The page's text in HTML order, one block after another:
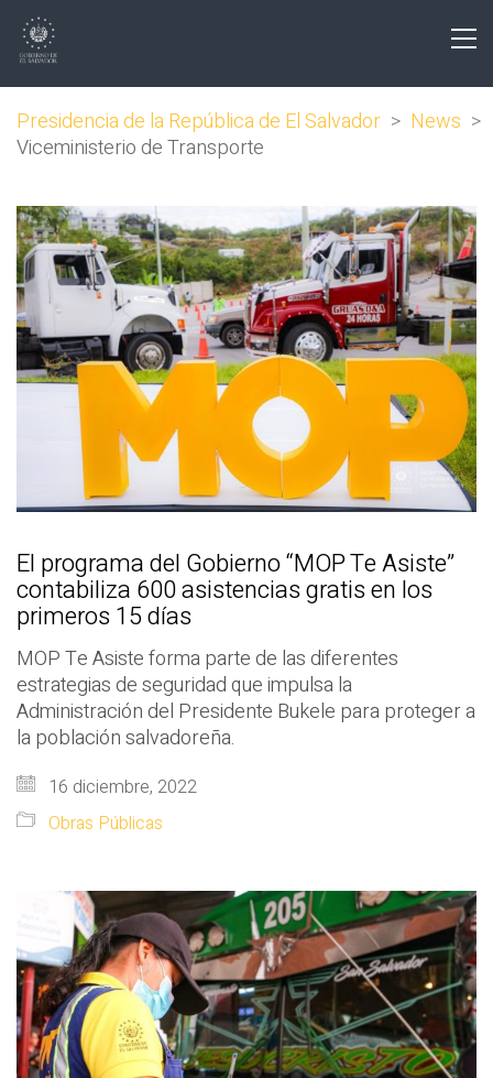
Presidencia de la República de El Salvador > News >
Viceministerio de Transporte
El programa del Gobierno “MOP Te Asiste”
contabiliza 600 asistencias gratis en los
primeros 15 días
MOP Te Asiste forma parte de las diferentes
estrategias de seguridad que impulsa la
Administración del Presidente Bukele para proteger a
la población salvadoreña.
16 diciembre, 2022
Obras Públicas